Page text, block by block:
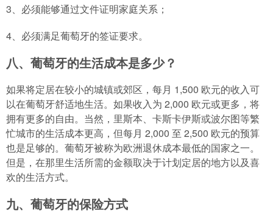
3、必须能够通过文件证明家庭关系；
4、必须满足葡萄牙的签证要求。
八、葡萄牙的生活成本是多少？
如果将定居在较小的城镇或郊区，每月 1,500 欧元的收入可
以在葡萄牙舒适地生活。如果收入为 2,000 欧元或更多，将
拥有更多的自由。当然，里斯本、卡斯卡伊斯或波尔图等繁
忙城市的生活成本更高，但每月 2,000 至 2,500 欧元的预算
也是足够的。葡萄牙被称为欧洲退休成本最低的国家之一。
但是，在那里生活所需的金额取决于计划定居的地方以及喜
欢的生活方式。
九、葡萄牙的保险方式